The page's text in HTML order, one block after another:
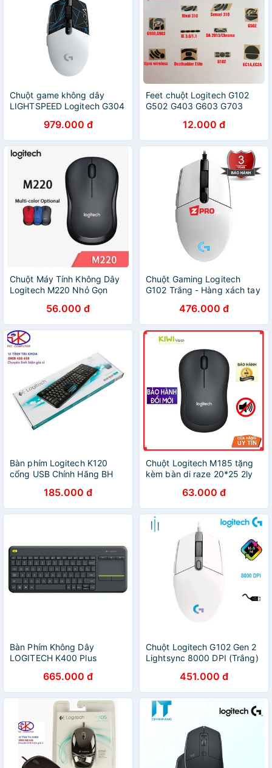
Chuột game không dây
LIGHTSPEED Logitech G304
12.000DPI979.000 đ
Feet chuột Logitech G102
G502 G403 G603 G703
G305 G-Pro-Wirelss
G300/300s MX-Maxter-V1,2
G900
12.000 đ
Chuột Máy Tính Không Dây
Logitech M220 Nhỏ Gọn
Gây Tiếng Ồn56.000 đ
Chuột Gaming Logitech
G102 Trắng - Hàng xách tay
476.000 đ
Bàn phím Logitech K120
cổng USB Chính Hãng BH
185.000 đ
Chuột Logitech M185 tặng
kèm bàn di raze 20*25 2ly
63.000 đ
Bàn Phím Không Dây
LOGITECH K400 Plus
665.000 đ
Chuột Logitech G102 Gen 2
Lightsync 8000 DPI (Trắng)
451.000 đ